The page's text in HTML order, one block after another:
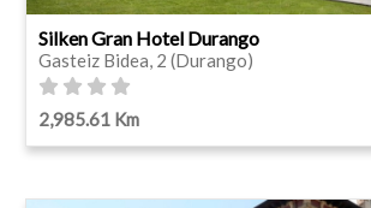
Silken Gran Hotel Durango
Gasteiz Bidea, 2 (Durango)
2,985.61 Km